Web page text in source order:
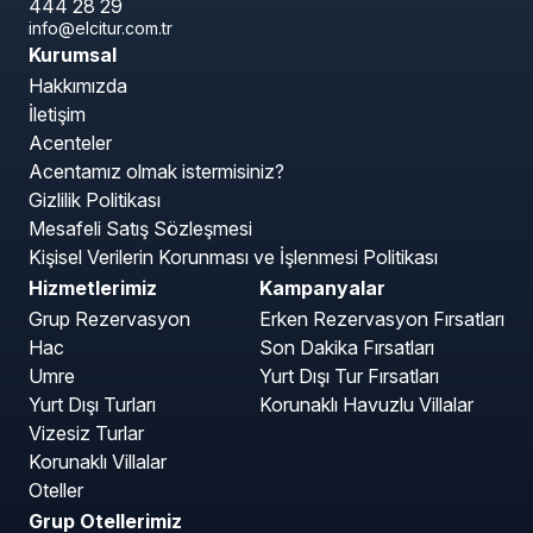
444 28 29
info@elcitur.com.tr
Kurumsal
Hakkımızda
İletişim
Acenteler
Acentamız olmak istermisiniz?
Gizlilik Politikası
Mesafeli Satış Sözleşmesi
Kişisel Verilerin Korunması ve İşlenmesi Politikası
Hizmetlerimiz
Grup Rezervasyon
Hac
Umre
Yurt Dışı Turları
Vizesiz Turlar
Korunaklı Villalar
Oteller
Kampanyalar
Erken Rezervasyon Fırsatları
Son Dakika Fırsatları
Yurt Dışı Tur Fırsatları
Korunaklı Havuzlu Villalar
Grup Otellerimiz